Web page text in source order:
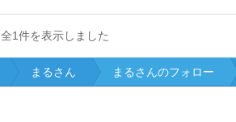
全1件を表示しました
まるさん まるさんのフォロー